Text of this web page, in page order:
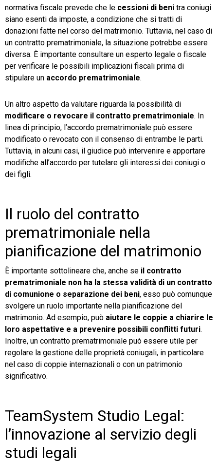
normativa fiscale prevede che le cessioni di beni tra coniugi
siano esenti da imposte, a condizione che si tratti di
donazioni fatte nel corso del matrimonio. Tuttavia, nel caso di
un contratto prematrimoniale, la situazione potrebbe essere
diversa. È importante consultare un esperto legale o fiscale
per verificare le possibili implicazioni fiscali prima di
stipulare un accordo prematrimoniale.
Un altro aspetto da valutare riguarda la possibilità di
modificare o revocare il contratto prematrimoniale. In
linea di principio, l’accordo prematrimoniale può essere
modificato o revocato con il consenso di entrambe le parti.
Tuttavia, in alcuni casi, il giudice può intervenire e apportare
modifiche all’accordo per tutelare gli interessi dei coniugi o
dei figli.
Il ruolo del contratto
prematrimoniale nella
pianificazione del matrimonio
È importante sottolineare che, anche se il contratto
prematrimoniale non ha la stessa validità di un contratto
di comunione o separazione dei beni, esso può comunque
svolgere un ruolo importante nella pianificazione del
matrimonio. Ad esempio, può aiutare le coppie a chiarire le
loro aspettative e a prevenire possibili conflitti futuri.
Inoltre, un contratto prematrimoniale può essere utile per
regolare la gestione delle proprietà coniugali, in particolare
nel caso di coppie internazionali o con un patrimonio
significativo.
TeamSystem Studio Legal:
l’innovazione al servizio degli
studi legali